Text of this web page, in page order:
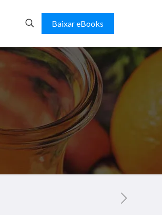
Baixar eBooks